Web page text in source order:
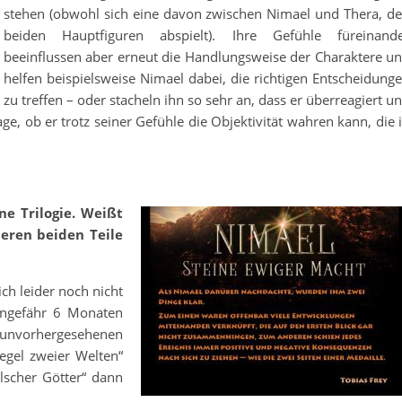
stehen (obwohl sich eine davon zwischen Nimael und Thera,
beiden Hauptfiguren abspielt). Ihre Gefühle
beeinflussen aber erneut die Handlungsweise der Charaktere
helfen beispielsweise Nimael dabei, die richtigen
zu treffen – oder stacheln ihn so sehr an, dass er überreagiert
ob er trotz seiner Gefühle die Objektivität wahren kann, die
Trilogie. Weißt
beiden Teile
leider noch nicht
6 Monaten
zweier Welten“
Götter“ dann